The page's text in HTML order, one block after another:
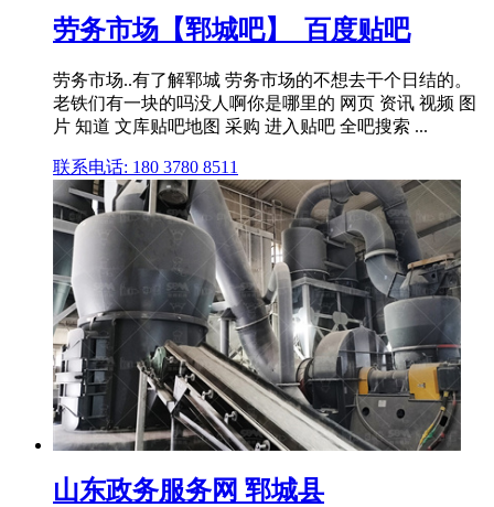
劳务市场【郓城吧】_百度贴吧
劳务市场..有了解郓城 劳务市场的不想去干个日结的。
老铁们有一块的吗没人啊你是哪里的 网页 资讯 视频 图
片 知道 文库贴吧地图 采购 进入贴吧 全吧搜索 ...
联系电话: 180 3780 8511
山东政务服务网 郓城县